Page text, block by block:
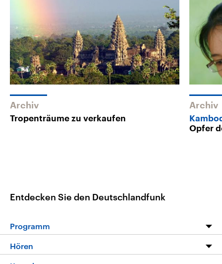
Archiv
Tropenträume zu verkaufen
Archiv
Opfer
Entdecken Sie den Deutschlandfunk
Programm
Hören